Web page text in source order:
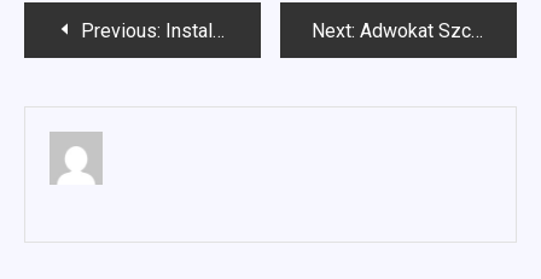
Nawigacja
Previous: Instalacja klimatyzacji Olsztyn Next: Adwokat Szczecin